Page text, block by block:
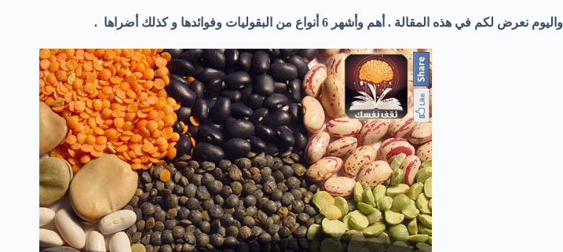
واليوم نعرض لكم في هذه المقالة . أهم وأشهر 6 أنواع من البقوليات وفوائدها و كذلك أضراها .